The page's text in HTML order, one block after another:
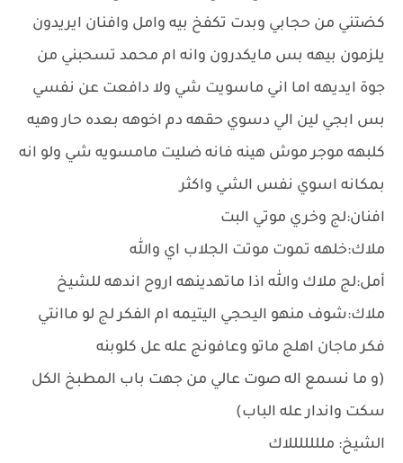
كضتني من حجابي وبدت تكفخ بيه وامل وافنان ايريدون
يلزمون بيهه بس مايكدرون وانه ام محمد تسحبني من
جوة ايديهه اما اني ماسويت شي وﻻ دافعت عن نفسي
بس ابجي لين الي دسوي حقهه دم اخوهه بعده حار وهيه
كلبهه موجر موش هينه فانه ضليت مامسويه شي ولو انه
بمكانه اسوي نفس الشي واكثر
افنان:لج وخري موتي البت
ملاك:خلهه تموت موتت الجلاب اي والله
أمل:لج ملاك والله اذا ماتهدينهه اروح اندهه للشيخ
ملاك:شوف منهو اليحجي اليتيمه ام الفكر لج لو ماانتي
فكر ماجان اهلج ماتو وعافونج عله عل كلوبنه
(و ما نسمع اله صوت عالي من جهت باب المطبخ الكل
سكت واندار عله الباب)
الشيخ: ملللللللاك